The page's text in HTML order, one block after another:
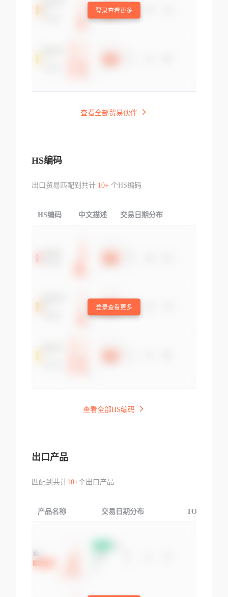
登录查看更多
查看全部贸易伙伴
HS编码
出口贸易匹配到共计 10+个HS编码
HS编码 中文描述 交易日期分布
登录查看更多
查看全部HS编码
出口产品
匹配到共计10+个出口产品
产品名称 交易日期分布 TOP3交易国